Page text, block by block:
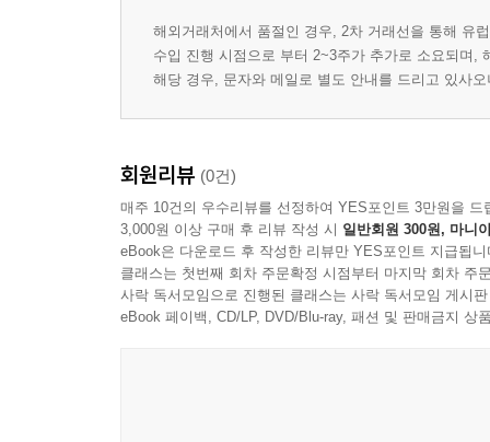
해외거래처에서 품절인 경우, 2차 거래선을 통해 유
수입 진행 시점으로 부터 2~3주가 추가로 소요되며,
해당 경우, 문자와 메일로 별도 안내를 드리고 있사
회원리뷰 (0건)
매주 10건의 우수리뷰를 선정하여 YES포인트 3만원을 드
3,000원 이상 구매 후 리뷰 작성 시 일반회원 300원, 마니
eBook은 다운로드 후 작성한 리뷰만 YES포인트 지급됩니
클래스는 첫번째 회차 주문확정 시점부터 마지막 회차 주
사락 독서모임으로 진행된 클래스는 사락 독서모임 게시
eBook 페이백, CD/LP, DVD/Blu-ray, 패션 및 판매금지 상